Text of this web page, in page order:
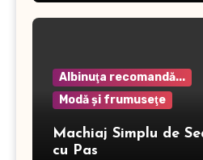
Albinuţa recomandă...
Modă şi frumuseţe
Machiaj Simplu de
cu Pas